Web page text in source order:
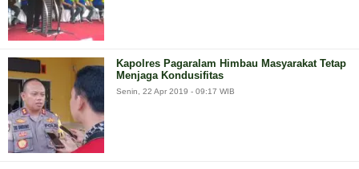
Kapolres Pagaralam Himbau Masyarakat Tetap
Menjaga Kondusifitas
Senin, 22 Apr 2019 - 09:17 WIB